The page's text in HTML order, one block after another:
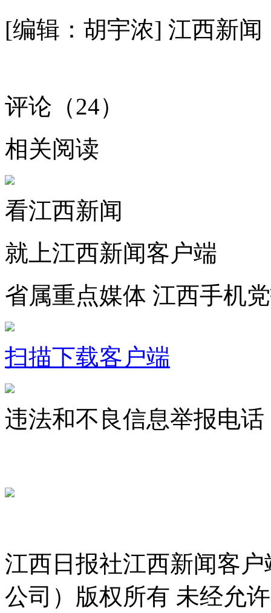
[编辑：胡宇浓] 江西新闻
评论（24）
相关阅读
看江西新闻
就上江西新闻客户端
省属重点媒体 江西手机
扫描下载客户端
违法和不良信息举报电
江西日报社江西新闻客
公司）版权所有 未经允